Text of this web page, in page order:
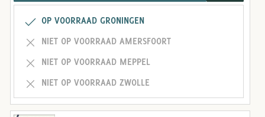
OP VOORRAAD GRONINGEN
NIET OP VOORRAAD AMERSFOORT
NIET OP VOORRAAD MEPPEL
NIET OP VOORRAAD ZWOLLE